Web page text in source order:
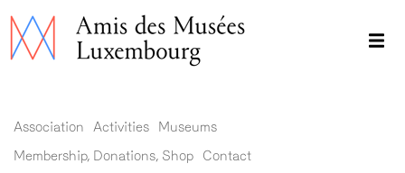
Skip
to
Main menu EN ADM
Association Activities
Museums
Membership, Donations, Shop
Contact